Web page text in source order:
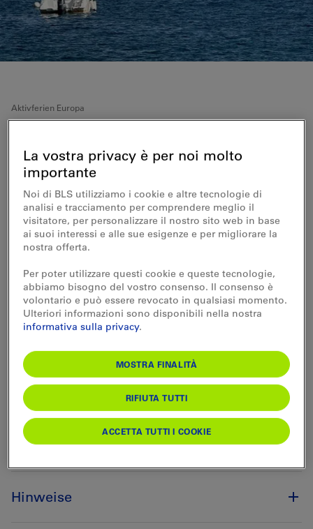
Aktivferien Europa
unterwegs auf Sizilien und den
Liparische Inseln
Zu Land und Wasser von Vulkan zu Vulkan
Sie besuchen die Äolischen Inseln, die noch heute als
aktiven Vulkanen. Dabei kommen Sie an weissen
Stränden, charmanten Mittelmeerstädten und
beeindruckend unberührter Natur vorbei. Sie
geniessen sizilianischen Wein und das italienische
Essen.
Reiseprogramm
Reisedaten und Preise
Hinweise
La vostra privacy è per noi molto
importante
Noi di BLS utilizziamo i cookie e altre tecnologie di
analisi e tracciamento per comprendere meglio il
visitatore, per personalizzare il nostro sito web in base
ai suoi interessi e alle sue esigenze e per migliorare la
nostra offerta.
Per poter utilizzare questi cookie e queste tecnologie,
abbiamo bisogno del vostro consenso. Il consenso è
volontario e può essere revocato in qualsiasi momento.
Ulteriori informazioni sono disponibili nella nostra
informativa sulla privacy.
MOSTRA FINALITÀ
RIFIUTA TUTTI
ACCETTA TUTTI I COOKIE